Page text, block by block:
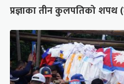
प्रज्ञाका तीन कुलपतिको शपथ